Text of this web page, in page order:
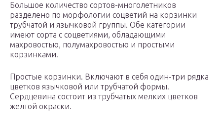
Большое количество сортов-многолетников
разделено по морфологии соцветий на корзинки
трубчатой и язычковой группы. Обе категории
имеют сорта с соцветиями, обладающими
махровостью, полумахровостью и простыми
корзинками.
Простые корзинки. Включают в себя один-три рядка
цветков язычковой или трубчатой формы.
Сердцевина состоит из трубчатых мелких цветков
желтой окраски.